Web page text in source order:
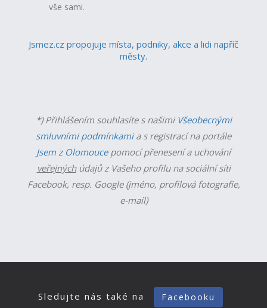
vše sami.
Jsmez.cz propojuje místa, podniky, akce a lidi napříč
městy.
*) Přihlášením souhlasíte s našimi Všeobecnými
smluvními podmínkamia s registrací na portále
Jsem z Olomoucepomocí přenesení a uchování
veřejnýchúdajů z Vašeho profilu na sociální síti
Facebook, resp. Google (jméno, profilová fotografie,
e-mail)
Sledujte nás také na Facebooku